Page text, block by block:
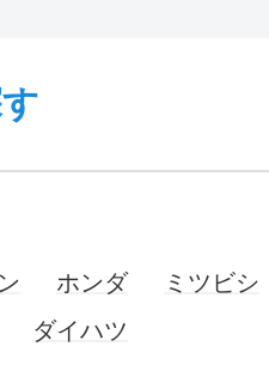
ホンダ
ミツビシ
ダイハツ